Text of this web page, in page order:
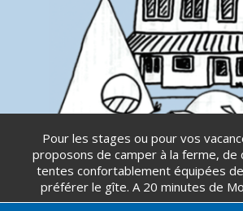
Pour les stages ou pour vos
proposons de camper à la ferme, de
tentes confortablement équipées
préférer le gîte. A 20